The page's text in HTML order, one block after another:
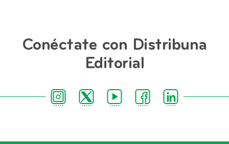
Conéctate con Distribuna
Editorial